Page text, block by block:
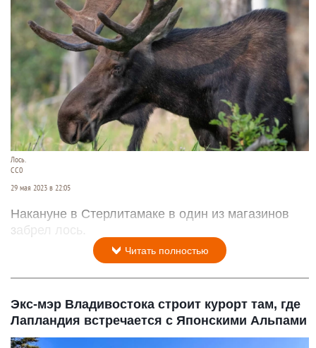
Лось.
СС0
29 мая 2023 в 22:05
Накануне в Стерлитамаке в один из магазинов
забрел лось.
Читать полностью
Экс-мэр Владивостока строит курорт там, где
Лапландия встречается с Японскими Альпами